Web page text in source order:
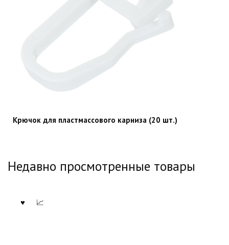
Крючок для пластмассового карниза (20 шт.)
Недавно просмотренные товары